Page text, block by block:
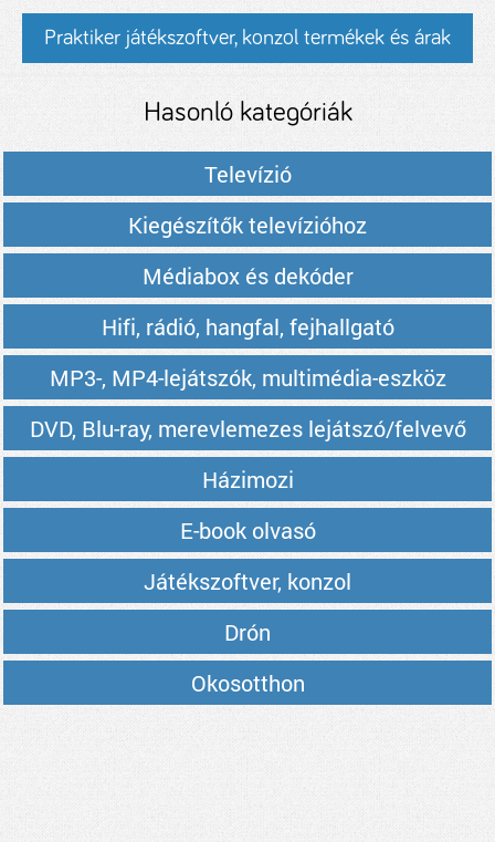
Praktiker játékszoftver, konzol termékek és árak
Hasonló kategóriák
Televízió
Kiegészítők televízióhoz
Médiabox és dekóder
Hifi, rádió, hangfal, fejhallgató
MP3-, MP4-lejátszók, multimédia-eszköz
DVD, Blu-ray, merevlemezes lejátszó/felvevő
Házimozi
E-book olvasó
Játékszoftver, konzol
Drón
Okosotthon